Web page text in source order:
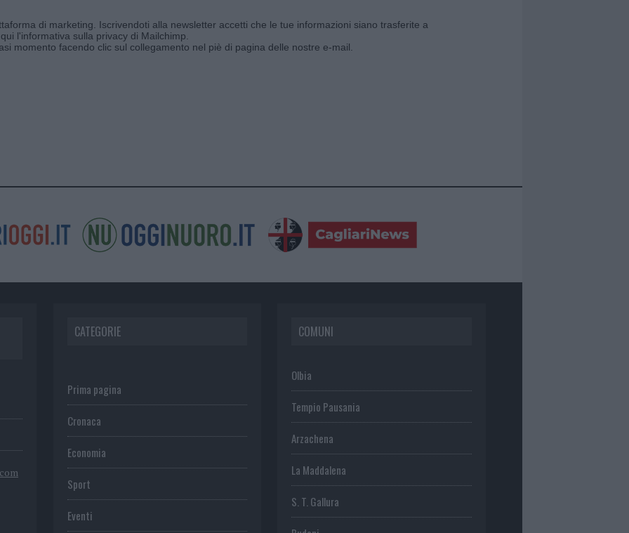
di marketing. Iscrivendoti alla newsletter accetti che le tue informazioni siano trasferite a
l'informativa sulla privacy di Mailchimp
momento facendo clic sul collegamento nel piè di pagina delle nostre e-mail.
CATEGORIE
Prima pagina
Cronaca
Economia
Sport
Eventi
COMUNI
Olbia
Tempio Pausania
Arzachena
La Maddalena
S. T. Gallura